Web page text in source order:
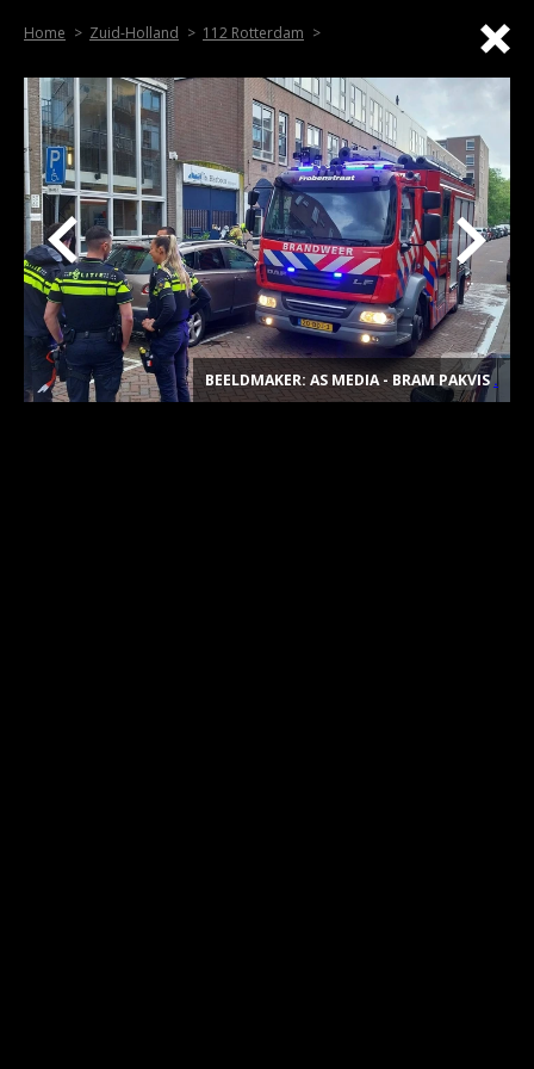
Home Zuid-Holland 112 Rotterdam
BEELDMAKER: AS MEDIA - BRAM PAKVIS.